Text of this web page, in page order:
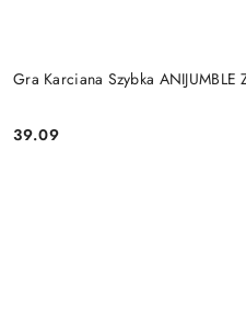
Gra Karciana Szybka ANIJUMBLE
Cena:
39.09